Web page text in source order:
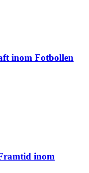
inom Fotbollen
inom